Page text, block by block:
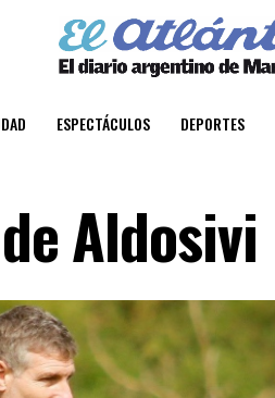
ESPECTÁCULOS DEPORTES
Aldosivi